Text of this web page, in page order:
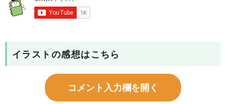
イラストの感想はこちら
コメント入力欄を開く